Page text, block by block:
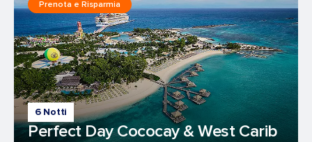
6 Notti
Perfect Day Cococay & West Carib
Prenota e Risparmia